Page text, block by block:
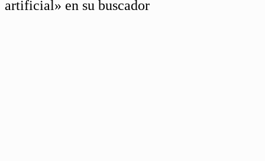
artificial» en su buscador